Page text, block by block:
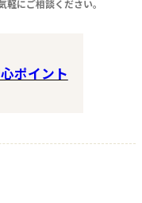
にご相談ください。
ポイント